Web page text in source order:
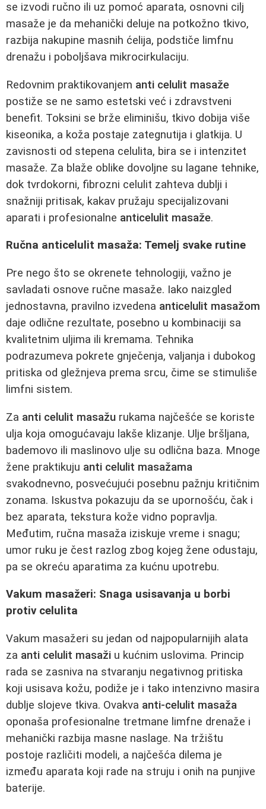
se izvodi ručno ili uz pomoć aparata, osnovni cilj
masaže je da mehanički deluje na potkožno tkivo,
razbija nakupine masnih ćelija, podstiče limfnu
drenažu i poboljšava mikrocirkulaciju.
Redovnim praktikovanjem anti celulit masaže
postiže se ne samo estetski već i zdravstveni
benefit. Toksini se brže eliminišu, tkivo dobija više
kiseonika, a koža postaje zategnutija i glatkija. U
zavisnosti od stepena celulita, bira se i intenzitet
masaže. Za blaže oblike dovoljne su lagane tehnike,
dok tvrdokorni, fibrozni celulit zahteva dublji i
snažniji pritisak, kakav pružaju specijalizovani
aparati i profesionalne anticelulit masaže.
Ručna anticelulit masaža: Temelj svake rutine
Pre nego što se okrenete tehnologiji, važno je
savladati osnove ručne masaže. Iako naizgled
jednostavna, pravilno izvedena anticelulit masažom
daje odlične rezultate, posebno u kombinaciji sa
kvalitetnim uljima ili kremama. Tehnika
podrazumeva pokrete gnječenja, valjanja i dubokog
pritiska od gležnjeva prema srcu, čime se stimuliše
limfni sistem.
Za anti celulit masažu rukama najčešće se koriste
ulja koja omogućavaju lakše klizanje. Ulje bršljana,
bademovo ili maslinovo ulje su odlična baza. Mnoge
žene praktikuju anti celulit masažama
svakodnevno, posvećujući posebnu pažnju kritičnim
zonama. Iskustva pokazuju da se upornošću, čak i
bez aparata, tekstura kože vidno popravlja.
Međutim, ručna masaža iziskuje vreme i snagu;
umor ruku je čest razlog zbog kojeg žene odustaju,
pa se okreću aparatima za kućnu upotrebu.
Vakum masažeri: Snaga usisavanja u borbi
protiv celulita
Vakum masažeri su jedan od najpopularnijih alata
za anti celulit masaži u kućnim uslovima. Princip
rada se zasniva na stvaranju negativnog pritiska
koji usisava kožu, podiže je i tako intenzivno masira
dublje slojeve tkiva. Ovakva anti-celulit masaža
oponaša profesionalne tretmane limfne drenaže i
mehanički razbija masne naslage. Na tržištu
postoje različiti modeli, a najčešća dilema je
između aparata koji rade na struju i onih na punjive
baterije.